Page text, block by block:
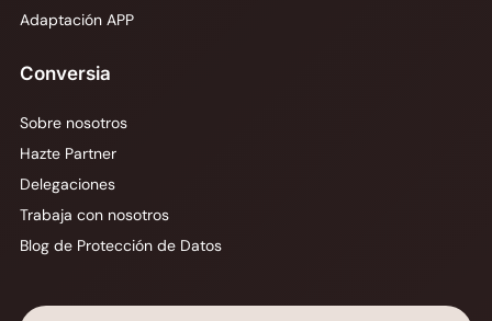
Adaptación APP
Conversia
Sobre nosotros
Hazte Partner
Delegaciones
Trabaja con nosotros
Blog de Protección de Datos